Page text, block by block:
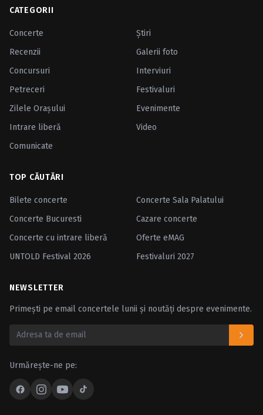
CATEGORII
Concerte
Ştiri
Recenzii
Galerii foto
Concursuri
Interviuri
Petreceri
Festivaluri
Zilele Oraşului
Evenimente
Intrare liberă
Video
Comunicate
TOP CĂUTĂRI
Bilete concerte
Concerte Sala Palatului
Concerte Bucuresti
Cazare concerte
Concerte cu intrare liberă
Oferte eMAG
UNTOLD Festival 2026
Festivaluri 2027
NEWSLETTER
Primești pe email concertele lunii și noutăți despre evenimente.
Urmărește-ne pe: